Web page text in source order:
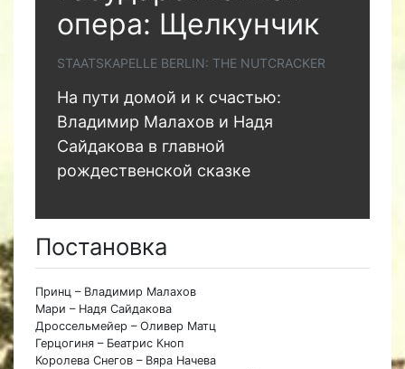
опера: Щелкунчик
STAATSKAPELLE BERLIN: THE NUTCRACKER
На пути домой и к счастью:
Владимир Малахов и Надя
Сайдакова в главной
рождественской сказке
Постановка
Принц – Владимир Малахов
Мари – Надя Сайдакова
Дроссельмейер – Оливер Матц
Герцогиня – Беатрис Кноп
Королева Снегов – Вяра Начева